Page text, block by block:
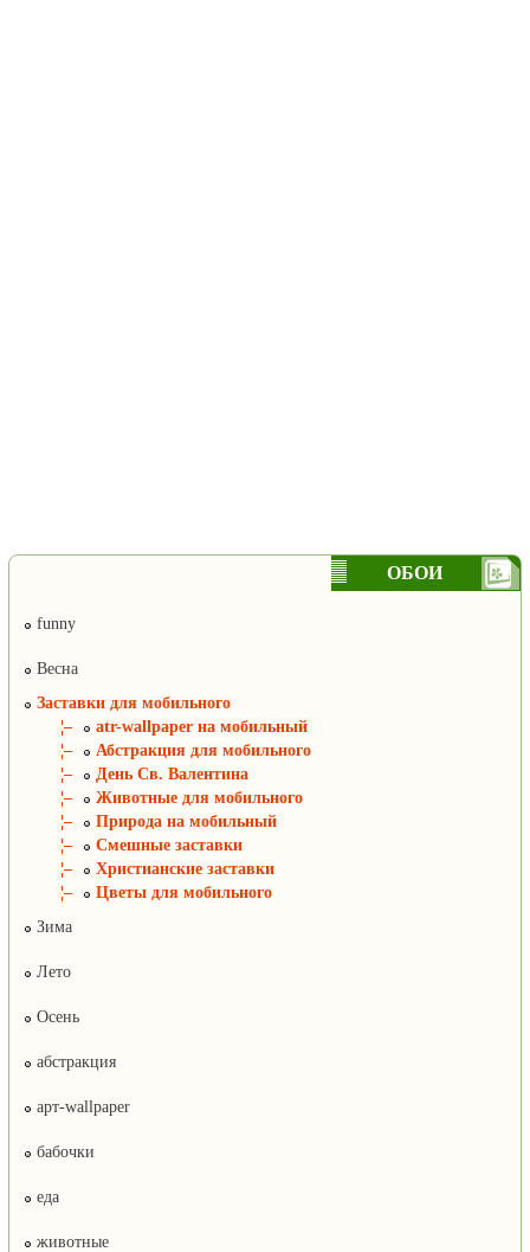
ОБОИ
funny
Весна
Заставки для мобильного
¦–
atr-wallpaper на мобильный
¦–
Абстракция для мобильного
¦–
День Св. Валентина
¦–
Животные для мобильного
¦–
Природа на мобильный
¦–
Смешные заставки
¦–
Христианские заставки
¦–
Цветы для мобильного
Зима
Лето
Осень
абстракция
арт-wallpaper
бабочки
еда
животные